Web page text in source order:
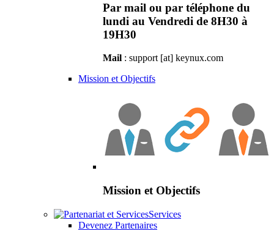
Par mail ou par téléphone du
lundi au Vendredi de 8H30 à
19H30
Mail : support [at] keynux.com
Mission et Objectifs
Mission et Objectifs
Services
Devenez Partenaires